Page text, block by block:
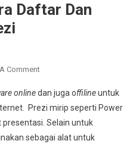
Daftar Dan
CommentOn
Tutorial
Cara
Daftar
Dan
onlinedan juga offilineuntuk
Prezi mirip seperti Power
Selain untuk
sebagai alat untuk